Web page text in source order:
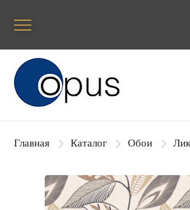
Блок поиска
Главная Каталог Обои